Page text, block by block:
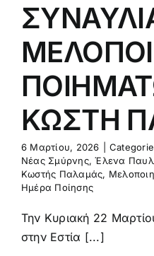
ΚΩΣΤΗ
6 Μαρτίου, 2026
Νέας Σμύρνης,Έλενα
Κωστής Παλαμάς,
Ημέρα Ποίησης
Την Κυριακή 22
στην Εστία [...]